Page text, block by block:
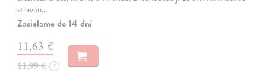
stravou…
Zasielame do 14 dní
11,63 €
11,99 € ?